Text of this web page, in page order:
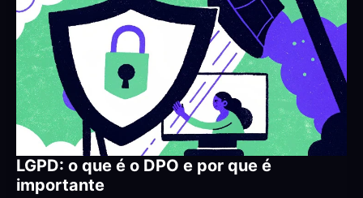
LGPD: o que é o DPO e por que é
importante